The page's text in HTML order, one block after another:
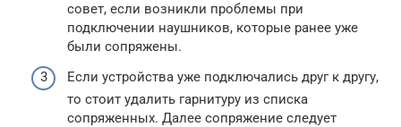
совет, если возникли проблемы при
подключении наушников, которые ранее уже
были сопряжены.
Если устройства уже подключались друг к другу,
то стоит удалить гарнитуру из списка
сопряженных. Далее сопряжение следует